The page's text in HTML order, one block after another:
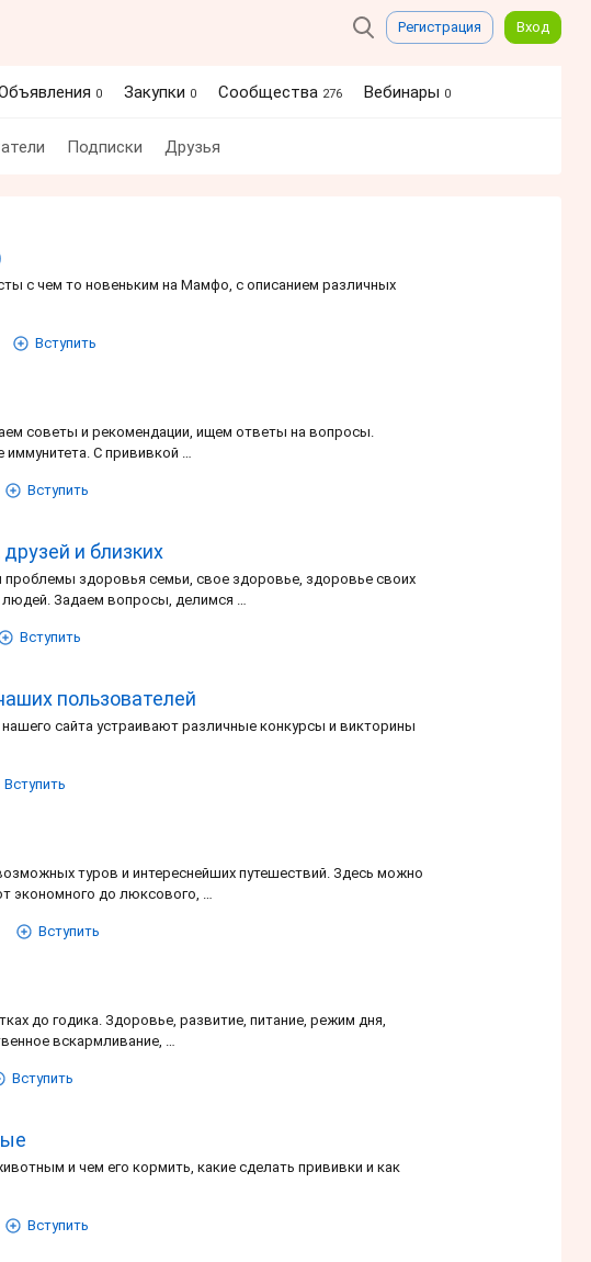
Регистрация Вход
0 Закупки 0 Сообщества 276 Вебинары 0
Подписки Друзья
с чем то новеньким на Мамфо, с описанием различных
Вступить
советы и рекомендации, ищем ответы на вопросы.
С прививкой …
Вступить
и близких
здоровья семьи, свое здоровье, здоровье своих
людей. Задаем вопросы, делимся …
Вступить
пользователей
сайта устраивают различные конкурсы и викторины
Вступить
туров и интереснейших путешествий. Здесь можно
экономного до люксового, …
Вступить
до годика. Здоровье, развитие, питание, режим дня,
вскармливание, …
Вступить
и чем его кормить, какие сделать прививки и как
Вступить